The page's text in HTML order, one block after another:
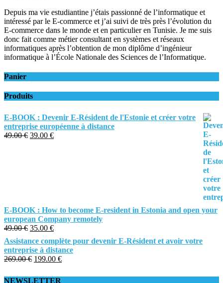
Depuis ma vie estudiantine j’étais passionné de l’informatique et
intéressé par le E-commerce et j’ai suivi de très près l’évolution du
E-commerce dans le monde et en particulier en Tunisie. Je me suis
donc fait comme métier consultant en systèmes et réseaux
informatiques après l’obtention de mon diplôme d’ingénieur
informatique à l’École Nationale des Sciences de l’Informatique.
Panier
Produits
E-BOOK : Devenir E-Résident de l'Estonie et créer votre
entreprise européenne à distance
49.00€ 39.00 €
E-BOOK : How to become E-resident in Estonia and open your
european Company remotely
49.00€ 35.00 €
Assistance complète pour devenir E-Résident et avoir votre
entreprise à distance
269.00€ 199.00 €
NEWSLETTER